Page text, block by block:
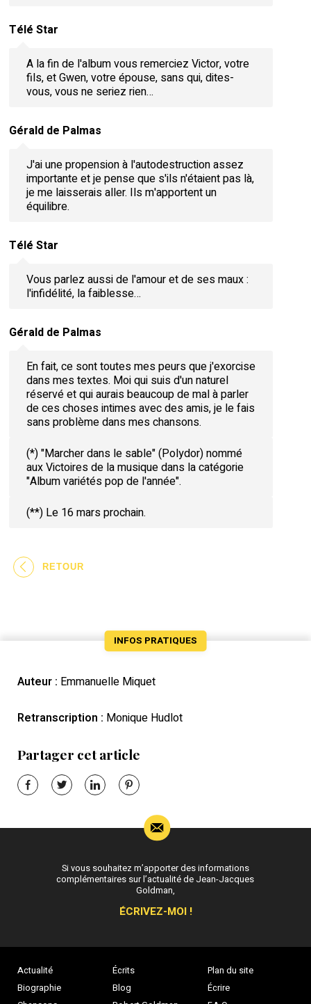
Télé Star
A la fin de l'album vous remerciez Victor, votre
fils, et Gwen, votre épouse, sans qui, dites-
vous, vous ne seriez rien…
Gérald de Palmas
J'ai une propension à l'autodestruction assez
importante et je pense que s'ils n'étaient pas là,
je me laisserais aller. Ils m'apportent un
équilibre.
Télé Star
Vous parlez aussi de l'amour et de ses maux :
l'infidélité, la faiblesse…
Gérald de Palmas
En fait, ce sont toutes mes peurs que j'exorcise
dans mes textes. Moi qui suis d'un naturel
réservé et qui aurais beaucoup de mal à parler
de ces choses intimes avec des amis, je le fais
sans problème dans mes chansons.
(*) "Marcher dans le sable" (Polydor) nommé
aux Victoires de la musique dans la catégorie
"Album variétés pop de l'année".
(**) Le 16 mars prochain.
RETOUR
INFOS PRATIQUES
Auteur : Emmanuelle Miquet
Retranscription : Monique Hudlot
Partager cet article
Actualité
Biographie
Écrits
Blog
Plan du site
Écrire
Si vous souhaitez m’apporter des informations
complémentaires sur l’actualité de Jean-Jacques
Goldman,
ÉCRIVEZ-MOI !